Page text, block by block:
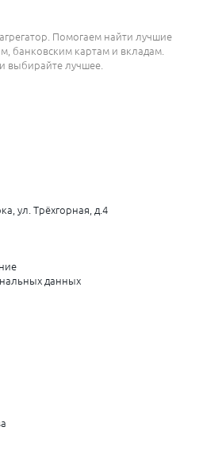
Помогаем найти лучшие
банковским картам и вкладам.
выбирайте лучшее.
ул. Трёхгорная, д.4
данных